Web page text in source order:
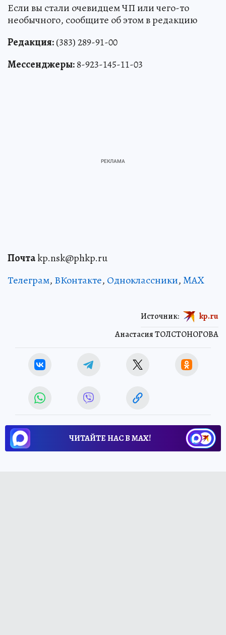
Если вы стали очевидцем ЧП или чего-то
необычного, сообщите об этом в редакцию
Редакция:(383) 289-91-00
Мессенджеры:8-923-145-11-03
Почтаkp.nsk@phkp.ru
Телеграм, ВКонтакте, Одноклассники,MAX
Анастасия ТОЛСТОНОГОВА
Источник: kp.ru
ЧИТАЙТЕ НАС В МАХ!